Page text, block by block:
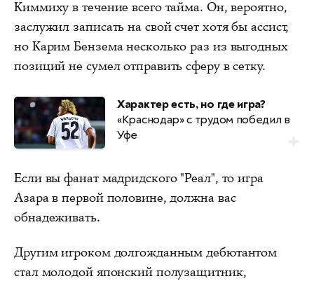
Киммиху в течение всего тайма. Он, вероятно,
заслужил записать на свой счет хотя бы ассист,
но Карим Бензема несколько раз из выгодных
позиций не сумел отправить сферу в сетку.
Характер есть, но где игра?
«Краснодар» с трудом победил в
Уфе
Если вы фанат мадридского "Реал", то игра
Азара в первой половине, должна вас
обнадеживать.
Другим игроком долгожданным дебютантом
стал молодой японский полузащитник,